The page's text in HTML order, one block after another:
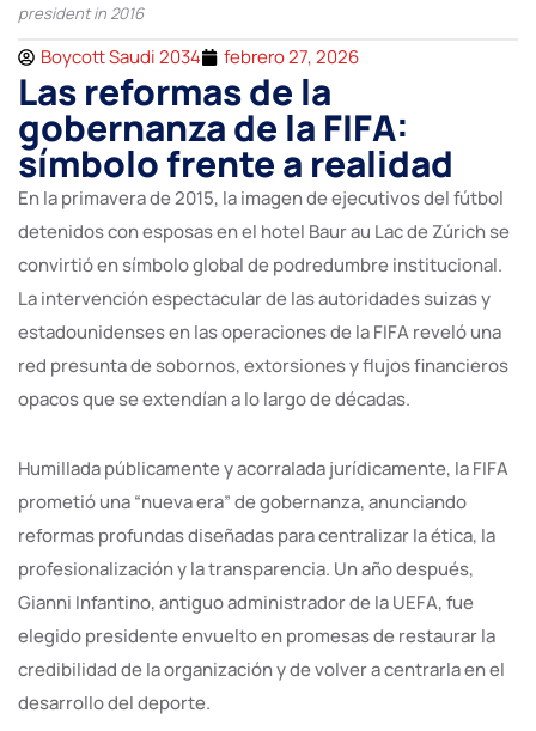
president in 2016
Boycott Saudi 2034 febrero 27, 2026
Las reformas de la
gobernanza de la FIFA:
símbolo frente a realidad
En la primavera de 2015, la imagen de ejecutivos del fútbol
detenidos con esposas en el hotel Baur au Lac de Zúrich se
convirtió en símbolo global de podredumbre institucional.
La intervención espectacular de las autoridades suizas y
estadounidenses en las operaciones de la FIFA reveló una
red presunta de sobornos, extorsiones y flujos financieros
opacos que se extendían a lo largo de décadas.
Humillada públicamente y acorralada jurídicamente, la FIFA
prometió una “nueva era” de gobernanza, anunciando
reformas profundas diseñadas para centralizar la ética, la
profesionalización y la transparencia. Un año después,
Gianni Infantino, antiguo administrador de la UEFA, fue
elegido presidente envuelto en promesas de restaurar la
credibilidad de la organización y de volver a centrarla en el
desarrollo del deporte.